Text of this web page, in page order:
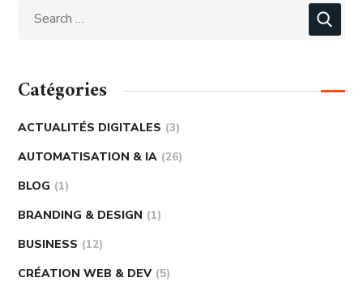
Catégories
ACTUALITÉS DIGITALES (3)
AUTOMATISATION & IA (26)
BLOG (1)
BRANDING & DESIGN (1)
BUSINESS (12)
CRÉATION WEB & DEV (5)